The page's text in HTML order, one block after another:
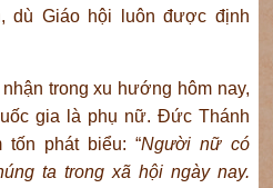
dù Giáo hội luôn được định
trong xu hướng hôm nay,
gia là phụ nữ. Đức Thánh
tốn phát biểu: “Người nữ có
ta trong xã hội ngày nay.